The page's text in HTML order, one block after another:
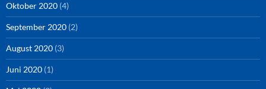
Oktober 2020 (4)
September 2020 (2)
August 2020 (3)
Juni 2020 (1)